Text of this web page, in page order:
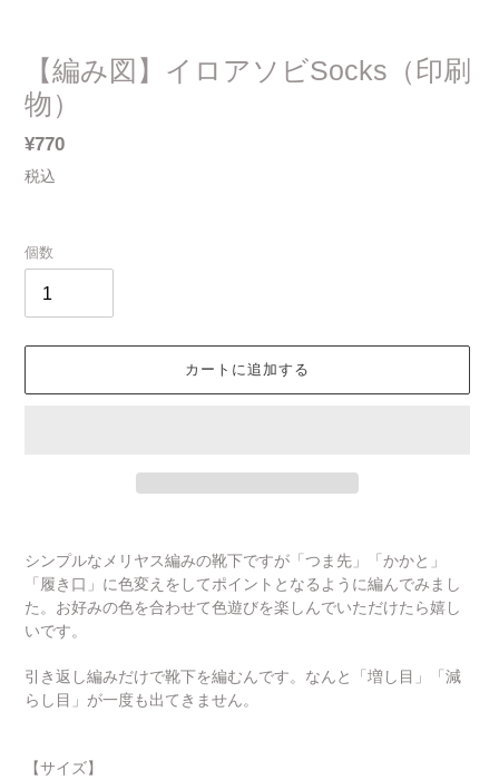
【編み図】イロアソビSocks（印刷
物）
通
常
¥770
税込
個数
カートに追加する
ト
商
品
を
追
加
る
シンプルなメリヤス編みの靴下ですが「つま先」「かかと」
「履き口」に色変えをしてポイントとなるように編んでみまし
た。お好みの色を合わせて色遊びを楽しんでいただけたら嬉し
いです。
引き返し編みだけで靴下を編むんです。なんと「増し目」「減
らし目」が一度も出てきません。
【サイズ】